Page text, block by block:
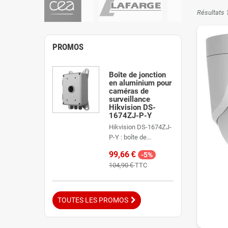
les
Ubitech
Ubitech
Nous
en
Résultats
PROMOS
Boîte de jonction
en aluminium pour
caméras de
surveillance
Hikvision DS-
1674ZJ-P-Y
Hikvision DS-1674ZJ-
P-Y : boîte de...
99,66 € -5%
104,90 €TTC
TOUTES LES PROMOS